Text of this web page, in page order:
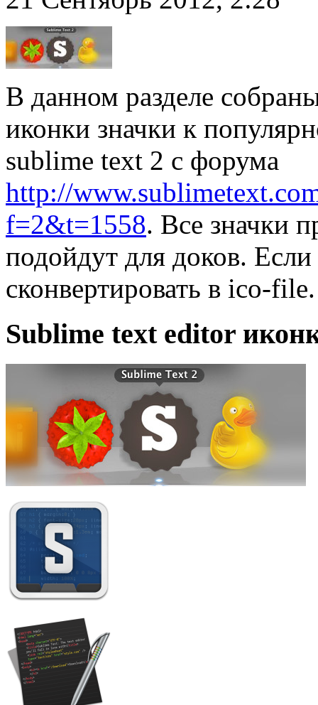
В данном разделе
иконки значки к
sublime text 2 с форума
http://
f=2&t=1558. Все значки
подойдут для доков.
сконвертировать в ico-file.
Sublime text editor